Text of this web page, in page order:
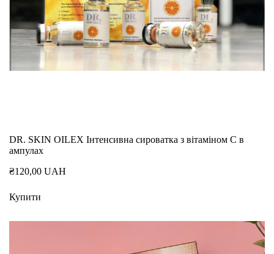
DR. SKIN OILEX Інтенсивна сироватка з вітаміном C в
ампулах
₴120,00 UAH
Купити